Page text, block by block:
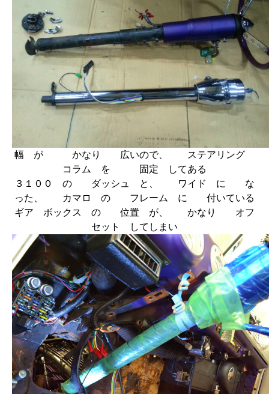
幅 が かなり 広いので、 ステアリング
コラム を 固定 してある
３１００ の ダッシュ と、 ワイド に な
った、 カマロ の フレーム に 付いている
ギア ボックス の 位置 が、 かなり オフ
セット してしまい